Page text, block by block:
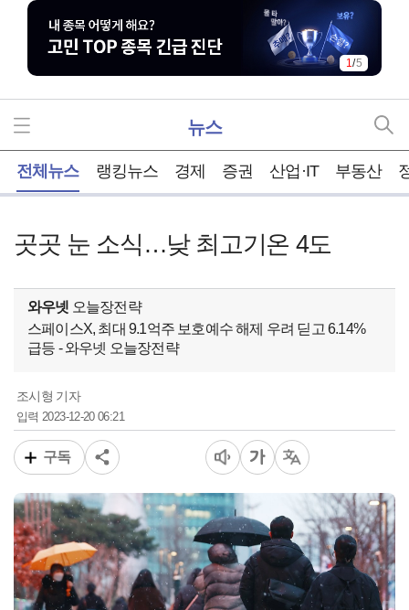
1/5
뉴스
전체뉴스 랭킹뉴스 경제 증권 산업·IT 부동산
곳곳 눈 소식…낮 최고기온 4도
와우넷 오늘장전략
스페이스X, 최대 9.1억주 보호예수 해제 우려 딛고 6.14%
급등 - 와우넷 오늘장전략
조시형 기자
입력2023-12-20 06:21
구독